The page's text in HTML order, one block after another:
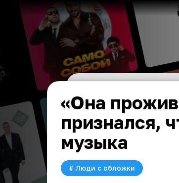
«Она
признался,
музыка
# Люди с обложки